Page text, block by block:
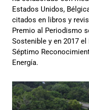
Estados Unidos,
citados en libros y
Premio al Periodismo
Sostenible y en 2017 el
Séptimo
Energía.